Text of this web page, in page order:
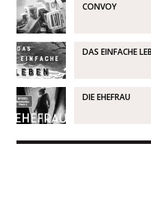
CONVOY
DAS EINFACHE
DIE EHEFRAU